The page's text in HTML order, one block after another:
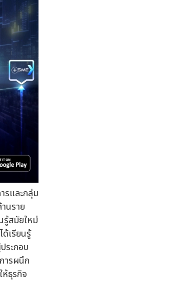
รและกลุ่ม
นราย
รู้สมัยใหม่
เรียนรู้
ระกอบ
ารผนึก
ธุรกิจ